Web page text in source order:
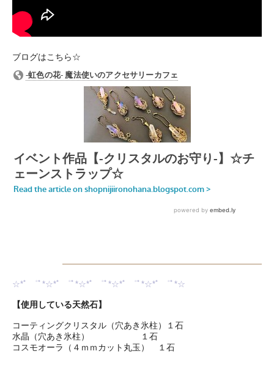
ブログはこちら☆
☆*ﾟ ゜ﾟ*☆*ﾟ ゜ﾟ*☆*ﾟ ゜ﾟ*☆*ﾟ ゜ﾟ*☆*ﾟ ゜ﾟ*☆
【使用している天然石】
コーティングクリスタル（穴あき氷柱）１石
水晶（穴あき氷柱） １石
コスモオーラ（４ｍｍカット丸玉） １石